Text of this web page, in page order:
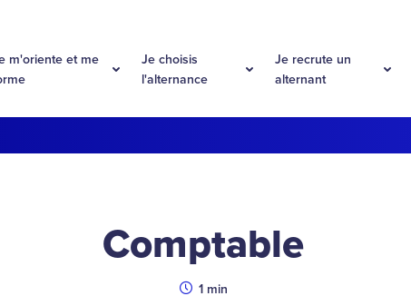
m'oriente et me
Je choisis
l'alternance
Je recrute un
alternant
Comptable
Durée
1 min